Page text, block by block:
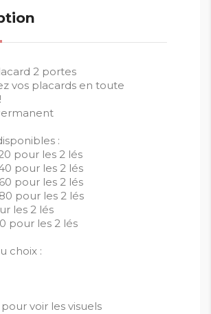
2 portes
vos placards en toute
:
pour les 2 lés
pour les 2 lés
pour les 2 lés
pour les 2 lés
les 2 lés
pour les 2 lés
choix :
voir les visuels